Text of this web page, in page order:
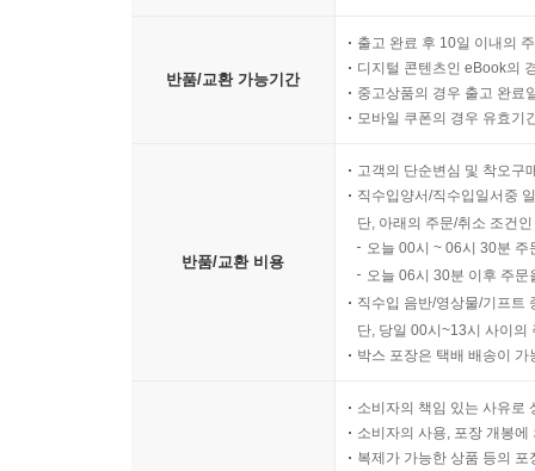
반품/교환 가능기간
출고 완료 후 10일 이내의
디지털 콘텐츠인 eBook의
중고상품의 경우 출고 완료
모바일 쿠폰의 경우 유효기
반품/교환 비용
고객의 단순변심 및 착오구
직수입양서/직수입일서중
단, 아래의 주문/취소 조건
오늘 00시 ~ 06시 30분
오늘 06시 30분 이후 주
직수입 음반/영상물/기프트
단, 당일 00시~13시 사이의
박스 포장은 택배 배송이
소비자의 책임 있는 사유로
소비자의 사용, 포장 개봉
복제가 가능한 상품 등의